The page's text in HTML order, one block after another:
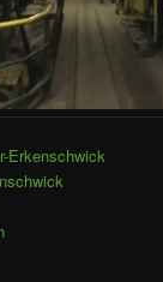
Erkenschwick